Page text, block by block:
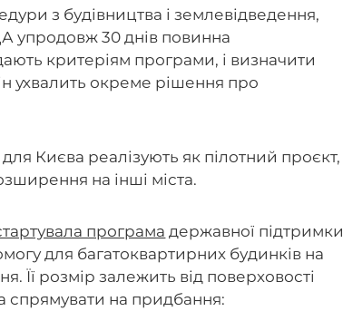
з будівництва і землевідведення,
упродовж 30 днів повинна
критеріям програми, і визначити
ухвалить окреме рішення про
Києва реалізують як пілотний проєкт,
на інші міста.
програма державної підтримки
для багатоквартирних будинків на
розмір залежить від поверховості
спрямувати на придбання: